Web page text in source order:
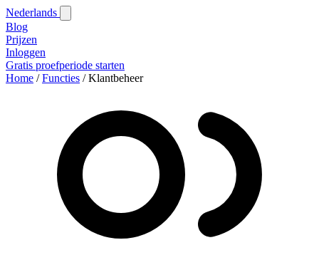
Nederlands
Blog‎
Prijzen
Inloggen
Gratis proefperiode starten
Home / Functies / Klantbeheer